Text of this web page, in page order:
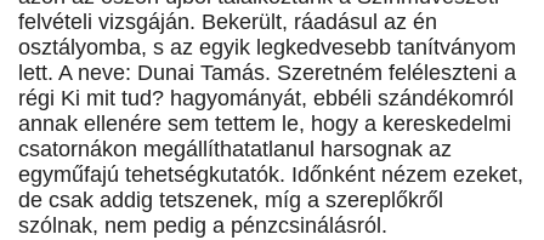
felvételi vizsgáján. Bekerült, ráadásul az én
osztályomba, s az egyik legkedvesebb tanítványom
lett. A neve: Dunai Tamás. Szeretném feléleszteni a
régi Ki mit tud? hagyományát, ebbéli szándékomról
annak ellenére sem tettem le, hogy a kereskedelmi
csatornákon megállíthatatlanul harsognak az
egyműfajú tehetségkutatók. Időnként nézem ezeket,
de csak addig tetszenek, míg a szereplőkről
szólnak, nem pedig a pénzcsinálásról.